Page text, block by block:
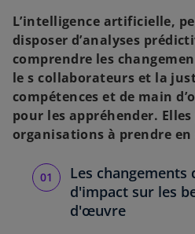
L’intelligence artificielle,
disposer d’analyses
comprendre les
le s collaborateurs et la
compétences et de main
pour les appréhender.
organisations à prendre en
Les
d'impact sur les
d'œuvre